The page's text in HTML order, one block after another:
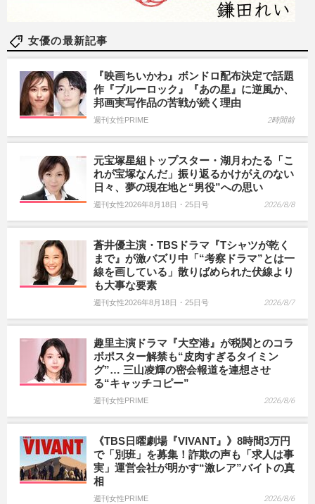
女優の最新記事
『映画ちいかわ』ボンドロ配布決定で話題
作『ブルーロック』『あの星』に逆風か、
邦画実写作品の苦戦が続く理由
週刊女性PRIME 2時間前
元宝塚星組トップスター・湖月わたる「こ
れが宝塚なんだ」振り返るかけがえのない
日々、夢の現在地と“男役”への思い
週刊女性2026年8月18日・25日号 2026/8/8
蒼井優主演・TBSドラマ『Tシャツが乾く
まで』が激バズリ中「“考察ドラマ”とは一
線を画している」散りばめられた伏線より
も大事な要素
週刊女性2026年8月18日・25日号 2026/8/7
趣里主演ドラマ『大空港』が税関とのコラ
ボポスター解禁も“皮肉すぎるタイミン
グ”… 三山凌輝の密会報道を連想させ
る“キャッチコピー”
週刊女性PRIME 2026/8/6
《TBS日曜劇場『VIVANT』》8時間3万円
で「別班」を募集！詐欺の声も「求人は事
実」運営会社が明かす“激レア”バイトの真
相
週刊女性PRIME 2026/8/6